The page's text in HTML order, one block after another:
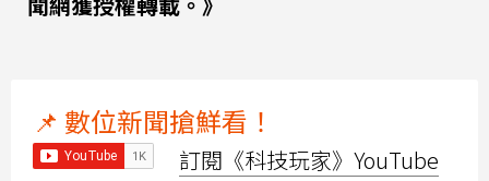
📌 數位新聞搶鮮看！
訂閱《科技玩家》YouTube